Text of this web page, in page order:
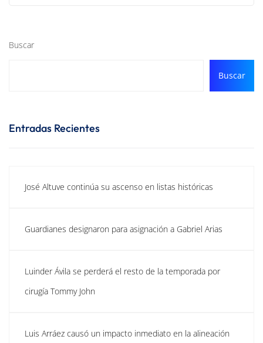
Buscar
Buscar
Entradas Recientes
José Altuve continúa su ascenso en listas históricas
Guardianes designaron para asignación a Gabriel Arias
Luinder Ávila se perderá el resto de la temporada por
cirugía Tommy John
Luis Arráez causó un impacto inmediato en la alineación